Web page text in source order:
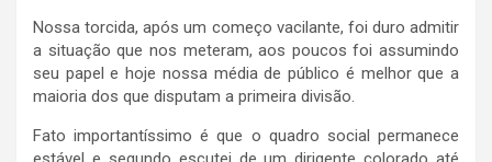
Nossa torcida, após um começo vacilante, foi duro admitir
a situação que nos meteram, aos poucos foi assumindo
seu papel e hoje nossa média de público é melhor que a
maioria dos que disputam a primeira divisão.
Fato importantíssimo é que o quadro social permanece